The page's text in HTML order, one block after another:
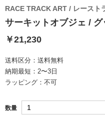
RACE TRACK ART / レースト
サーキットオブジェ /
￥21,230
送料区分： 送料無料
納期最短： 2〜3日
ラッピング： 不可
数量